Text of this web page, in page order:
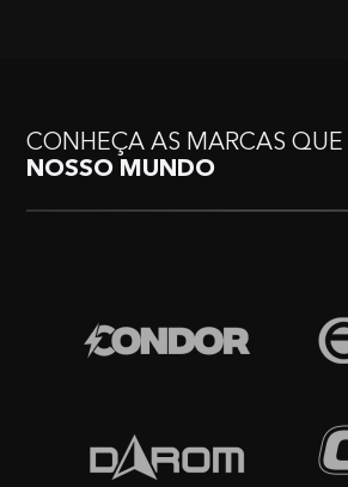
CONHEÇA AS MARCAS QUE
NOSSO MUNDO